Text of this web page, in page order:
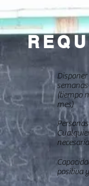
(tiempo
mes)
positiva